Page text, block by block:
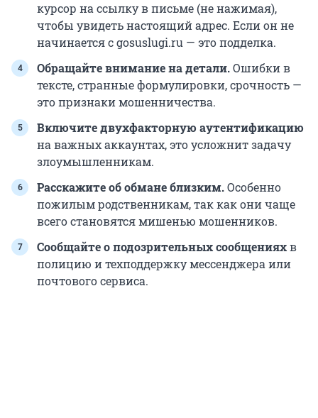
курсор на ссылку в письме (не нажимая),
чтобы увидеть настоящий адрес. Если он не
начинается с gosuslugi.ru — это подделка.
Обращайте внимание на детали.Ошибки в
тексте, странные формулировки, срочность —
это признаки мошенничества.
Включите двухфакторную аутентификацию
на важных аккаунтах, это усложнит задачу
злоумышленникам.
Расскажите об обмане близким.Особенно
пожилым родственникам, так как они чаще
всего становятся мишенью мошенников.
Сообщайте о подозрительных сообщенияхв
полицию и техподдержку мессенджера или
почтового сервиса.